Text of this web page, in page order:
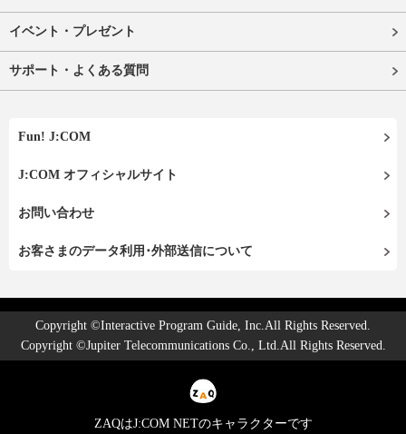
イベント・プレゼント
サポート・よくある質問
Fun! J:COM
J:COM オフィシャルサイト
お問い合わせ
お客さまのデータ利用･外部送信について
Copyright ©Interactive Program Guide, Inc.All Rights Reserved.
Copyright ©Jupiter Telecommunications Co., Ltd.All Rights Reserved.
ZAQはJ:COM NETのキャラクターです